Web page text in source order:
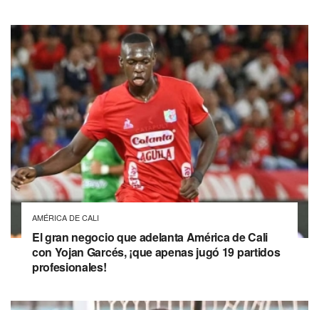
AMÉRICA DE CALI
El gran negocio que adelanta América de Cali
con Yojan Garcés, ¡que apenas jugó 19 partidos
profesionales!